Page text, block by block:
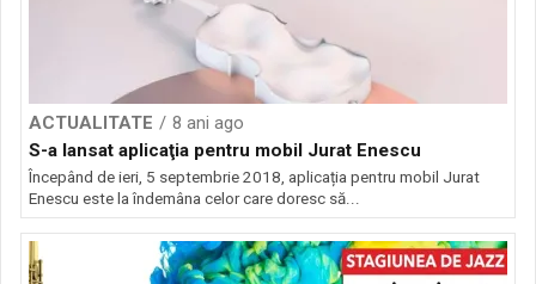
ACTUALITATE
8 ani ago
S-a lansat aplicaţia pentru mobil Jurat Enescu
Începând de ieri, 5 septembrie 2018, aplicația pentru mobil Jurat
Enescu este la îndemâna celor care doresc să...